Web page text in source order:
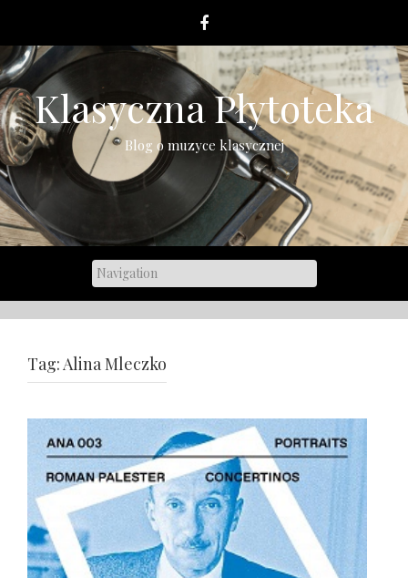
content
Klasyczna Płytoteka
Blog o muzyce klasycznej
Tag:Alina Mleczko